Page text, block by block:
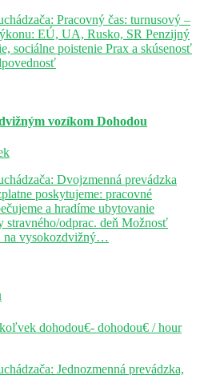
Pracovný čas: turnusový –
EÚ, UA, Rusko, SR Penzijný
sociálne poistenie Prax a skúsenosť
vozíkom Dohodou
Dvojzmenná prevádzka
poskytujeme: pracovné
a hradíme ubytovanie
stravného/odprac. deň Možnosť
na vysokozdvižný…
dohodou€- dohodou€ / hour
Jednozmenná prevádzka,